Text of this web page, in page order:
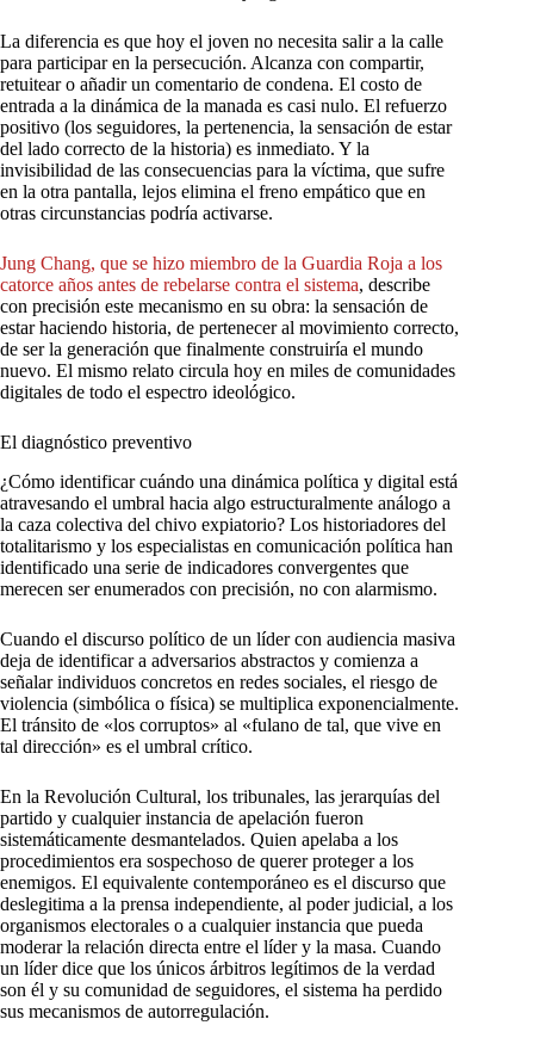
La diferencia es que hoy el joven no necesita salir a la calle
para participar en la persecución. Alcanza con compartir,
retuitear o añadir un comentario de condena. El costo de
entrada a la dinámica de la manada es casi nulo. El refuerzo
positivo (los seguidores, la pertenencia, la sensación de estar
del lado correcto de la historia) es inmediato. Y la
invisibilidad de las consecuencias para la víctima, que sufre
en la otra pantalla, lejos elimina el freno empático que en
otras circunstancias podría activarse.
Jung Chang, que se hizo miembro de la Guardia Roja a los
catorce años antes de rebelarse contra el sistema, describe
con precisión este mecanismo en su obra: la sensación de
estar haciendo historia, de pertenecer al movimiento correcto,
de ser la generación que finalmente construiría el mundo
nuevo. El mismo relato circula hoy en miles de comunidades
digitales de todo el espectro ideológico.
El diagnóstico preventivo
¿Cómo identificar cuándo una dinámica política y digital está
atravesando el umbral hacia algo estructuralmente análogo a
la caza colectiva del chivo expiatorio? Los historiadores del
totalitarismo y los especialistas en comunicación política han
identificado una serie de indicadores convergentes que
merecen ser enumerados con precisión, no con alarmismo.
Cuando el discurso político de un líder con audiencia masiva
deja de identificar a adversarios abstractos y comienza a
señalar individuos concretos en redes sociales, el riesgo de
violencia (simbólica o física) se multiplica exponencialmente.
El tránsito de «los corruptos» al «fulano de tal, que vive en
tal dirección» es el umbral crítico.
En la Revolución Cultural, los tribunales, las jerarquías del
partido y cualquier instancia de apelación fueron
sistemáticamente desmantelados. Quien apelaba a los
procedimientos era sospechoso de querer proteger a los
enemigos. El equivalente contemporáneo es el discurso que
deslegitima a la prensa independiente, al poder judicial, a los
organismos electorales o a cualquier instancia que pueda
moderar la relación directa entre el líder y la masa. Cuando
un líder dice que los únicos árbitros legítimos de la verdad
son él y su comunidad de seguidores, el sistema ha perdido
sus mecanismos de autorregulación.